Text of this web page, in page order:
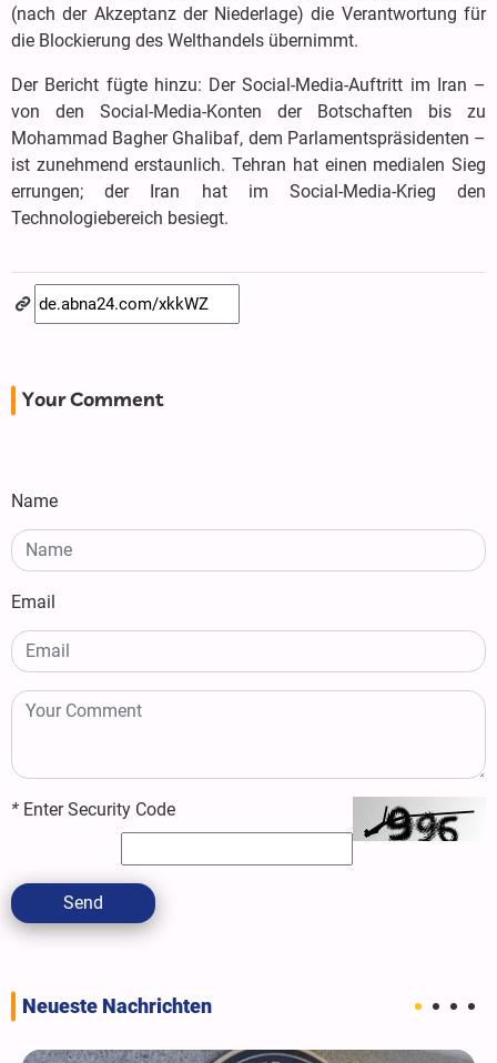
(nach der Akzeptanz der Niederlage) die Verantwortung für
die Blockierung des Welthandels übernimmt.
Der Bericht fügte hinzu: Der Social-Media-Auftritt im Iran –
von den Social-Media-Konten der Botschaften bis zu
Mohammad Bagher Ghalibaf, dem Parlamentspräsidenten –
ist zunehmend erstaunlich. Tehran hat einen medialen Sieg
errungen; der Iran hat im Social-Media-Krieg den
Technologiebereich besiegt.
Your Comment
Name
Email
* Enter Security Code
Send
Neueste Nachrichten